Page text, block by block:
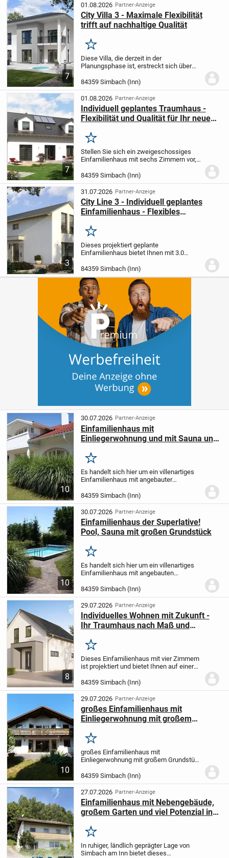
großzügigen Wohnfläche von 113,64...
7
01.08.2026 Partner-Anzeige
City Villa 3 - Maximale Flexibilität
trifft auf nachhaltige Qualität
Merken
Diese Villa, die derzeit in der
Planungsphase ist, erstreckt sich über
großzügige Wohnfläche von 158,39 m².
Sie umfasst 2,0 Zimmer, drei
Schlafzimmer, ein Badezimmer...
84359 Simbach (Inn)
7
01.08.2026 Partner-Anzeige
Individuell geplantes Traumhaus -
Flexibilität und Qualität für Ihr neues
Merken
Stellen Sie sich ein zweigeschossiges
Einfamilienhaus mit sechs Zimmern vor,
Bedürfnissen entwickelt wurde. Mit einer
großzügigen Wohnfläche von 192,87 m²,
vier...
84359 Simbach (Inn)
3
31.07.2026 Partner-Anzeige
City Line 3 - Individuell geplantes
Einfamilienhaus - Flexibles
Ausstattung von allkauf
Merken
Dieses projektiert geplante
Einfamilienhaus bietet Ihnen mit 3.0
112,94 m² auf zwei Etagen ein
komfortables Zuhause, das individuell
nach Ihren Wünschen gestaltet...
84359 Simbach (Inn)
10
30.07.2026 Partner-Anzeige
Einfamilienhaus mit
Einliegerwohnung und mit Sauna und
Merken
Es handelt sich hier um ein villenartiges
Einfamilienhaus mit angebauter
Gartenhaus und Swimmingpool. Das
Objekt ist vollständig erschlossen mit
Straße, Wasser,...
84359 Simbach (Inn)
10
30.07.2026 Partner-Anzeige
Einfamilienhaus der Superlative!
Pool, Sauna mit großen Grundstück
Merken
Es handelt sich hier um ein villenartiges
Einfamilienhaus mit angebauten
Gartenhaus und Swimmingpool. Das
Objekt ist vollständig erschlossen mit
Straße, Wasser,...
84359 Simbach (Inn)
8
29.07.2026 Partner-Anzeige
Individuelles Wohnen mit Zukunft -
Ihr Traumhaus nach Maß und
Merken
Dieses Einfamilienhaus mit vier Zimmern
ist projektiert und bietet Ihnen auf einer
Ihre ganz persönlichen Gestaltungsideen.
Das zweistöckige Gebäude verfügt...
84359 Simbach (Inn)
10
29.07.2026 Partner-Anzeige
großes Einfamilienhaus mit
Einliegerwohnung mit großem
- 826Merken
großes Einfamilienhaus mit
Einliegerwohnung mit großem Grundstück
Objektnummer 826 Standort 84375
Kirchdorf am Inn Baujahr 1989 Wohnraum
185,00 m² Nutzfläche 118,00 m²...
84359 Simbach (Inn)
27.07.2026 Partner-Anzeige
Einfamilienhaus mit Nebengebäude,
großem Garten und viel Potenzial in
Merken
In ruhiger, ländlich geprägter Lage von
Simbach am Inn bietet dieses